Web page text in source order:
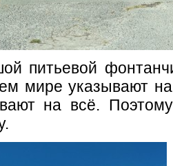
питьевой
мире указывают
на всё.